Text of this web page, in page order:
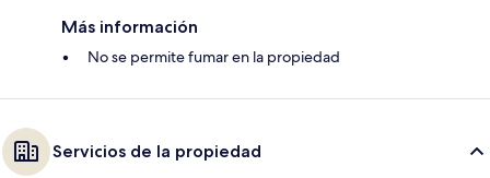
Más información
No se permite fumar en la propiedad
Servicios de la propiedad